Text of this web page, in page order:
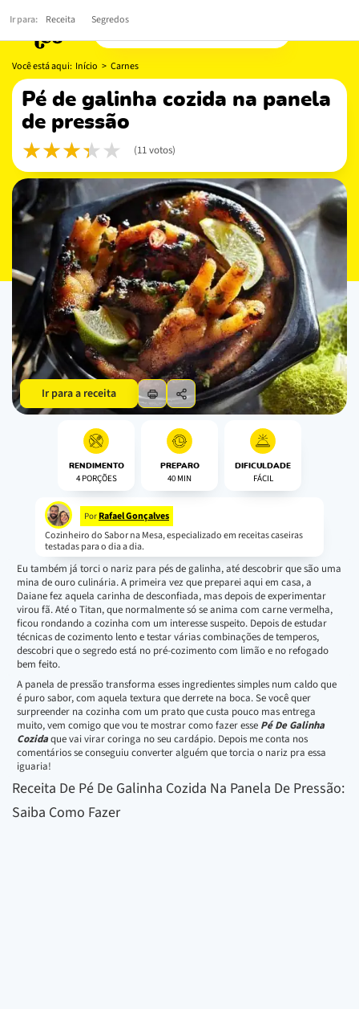
Você está aqui: Início > Carnes
pé de galinha cozida na panela
de pressão
(11 votos)
Ir para a receita
RENDIMENTO
4 PORÇÕES
PREPARO
40 MIN
DIFICULDADE
FÁCIL
Por Rafael Gonçalves
Cozinheiro do Sabor na Mesa, especializado em receitas caseiras
testadas para o dia a dia.
Eu também já torci o nariz para pés de galinha, até descobrir que são uma
mina de ouro culinária. A primeira vez que preparei aqui em casa, a
Daiane fez aquela carinha de desconfiada, mas depois de experimentar
virou fã. Até o Titan, que normalmente só se anima com carne vermelha,
ficou rondando a cozinha com um interesse suspeito. Depois de estudar
técnicas de cozimento lento e testar várias combinações de temperos,
descobri que o segredo está no pré-cozimento com limão e no refogado
bem feito.
A panela de pressão transforma esses ingredientes simples num caldo que
é puro sabor, com aquela textura que derrete na boca. Se você quer
surpreender na cozinha com um prato que custa pouco mas entrega
muito, vem comigo que vou te mostrar como fazer esse Pé De Galinha
Cozidaque vai virar coringa no seu cardápio. Depois me conta nos
comentários se conseguiu converter alguém que torcia o nariz pra essa
iguaria!
Receita De Pé De Galinha Cozida Na Panela De Pressão:
Saiba Como Fazer
Ir para: Receita Segredos